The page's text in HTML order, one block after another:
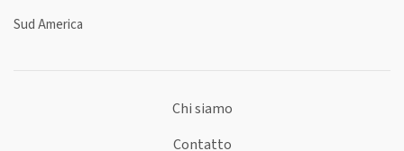
Sud America
Chi siamo
Contatto